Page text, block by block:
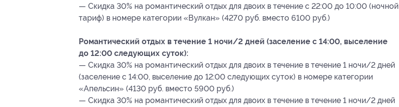
— Скидка 30% на романтический отдых для двоих в течение с 22:00 до 10:00 (ночной
тариф) в номере категории «Вулкан» (4270 руб. вместо 6100 руб.)
Романтический отдых в течение 1 ночи/2 дней (заселение с 14:00, выселение
до 12:00 следующих суток):
— Скидка 30% на романтический отдых для двоих в течение в течение 1 ночи/2 дней
(заселение с 14:00, выселение до 12:00 следующих суток) в номере категории
«Апельсин» (4130 руб. вместо 5900 руб.)
— Скидка 30% на романтический отдых для двоих в течение в течение 1 ночи/2 дней